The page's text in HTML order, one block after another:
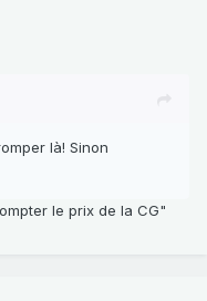
là! Sinon
le prix de la CG"